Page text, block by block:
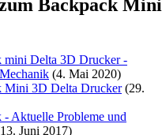
Backpack Mini
mini Delta 3D Drucker -
(4. Mai 2020)
Mini 3D Delta Drucker(29.
- Aktuelle Probleme und
Juni 2017)